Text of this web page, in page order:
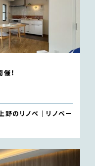
！
野のリノベ｜リノベー